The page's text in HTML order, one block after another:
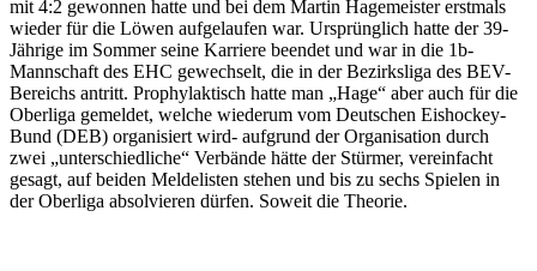
mit 4:2 gewonnen hatte und bei dem Martin Hagemeister erstmals
wieder für die Löwen aufgelaufen war. Ursprünglich hatte der 39-
Jährige im Sommer seine Karriere beendet und war in die 1b-
Mannschaft des EHC gewechselt, die in der Bezirksliga des BEV-
Bereichs antritt. Prophylaktisch hatte man „Hage“ aber auch für die
Oberliga gemeldet, welche wiederum vom Deutschen Eishockey-
Bund (DEB) organisiert wird- aufgrund der Organisation durch
zwei „unterschiedliche“ Verbände hätte der Stürmer, vereinfacht
gesagt, auf beiden Meldelisten stehen und bis zu sechs Spielen in
der Oberliga absolvieren dürfen. Soweit die Theorie.